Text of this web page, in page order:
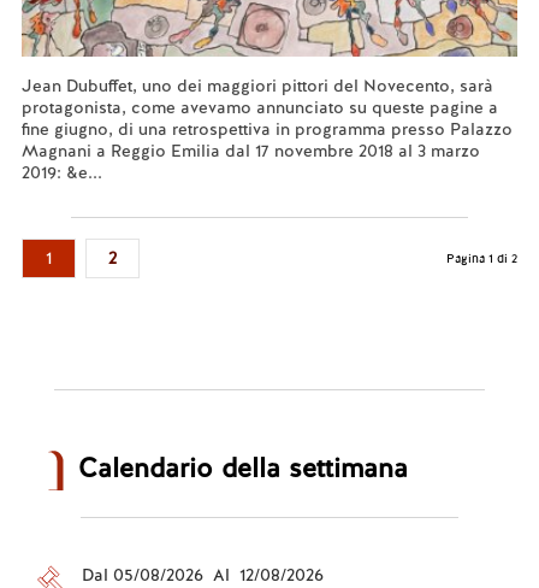
Jean Dubuffet, uno dei maggiori pittori del Novecento, sarà
protagonista, come avevamo annunciato su queste pagine a
fine giugno, di una retrospettiva in programma presso Palazzo
Magnani a Reggio Emilia dal 17 novembre 2018 al 3 marzo
2019: &e...
1 2 Pagina 1 di 2
Calendario della settimana
Dal 05/08/2026 Al 12/08/2026